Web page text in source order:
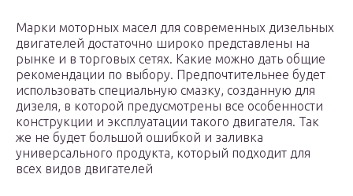
Марки моторных масел для современных дизельных
двигателей достаточно широко представлены на
рынке и в торговых сетях. Какие можно дать общие
рекомендации по выбору. Предпочтительнее будет
использовать специальную смазку, созданную для
дизеля, в которой предусмотрены все особенности
конструкции и эксплуатации такого двигателя. Так
же не будет большой ошибкой и заливка
универсального продукта, который подходит для
всех видов двигателей